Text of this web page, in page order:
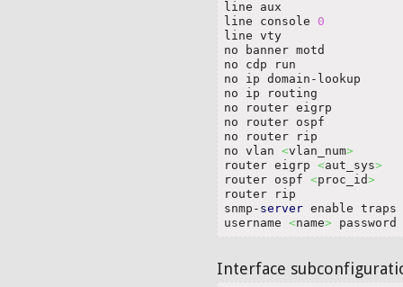
line aux
line console 0
line
no banner motd
no
no ip
no ip routing
no router eigrp
no router ospf
no router rip
no vlan <vlan_num>
router eigrp <aut_sys>
router ospf <proc_id>
snmp- server enable traps
username <name> password
Interface